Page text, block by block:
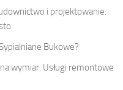
i projektowanie.
Bukowe?
wymiar. Usługi remontowe